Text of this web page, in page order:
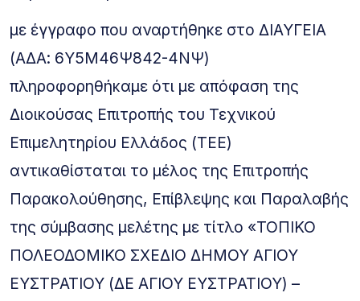
με έγγραφο που αναρτήθηκε στο ΔΙΑΥΓΕΙΑ
(ΑΔΑ: 6Υ5Μ46Ψ842-4ΝΨ)
πληροφορηθήκαμε ότι με απόφαση της
Διοικούσας Επιτροπής του Τεχνικού
Επιμελητηρίου Ελλάδος (ΤΕΕ)
αντικαθίσταται το μέλος της Επιτροπής
Παρακολούθησης, Επίβλεψης και Παραλαβής
της σύμβασης μελέτης με τίτλο «ΤΟΠΙΚΟ
ΠΟΛΕΟΔΟΜΙΚΟ ΣΧΕΔΙΟ ΔΗΜΟΥ ΑΓΙΟΥ
ΕΥΣΤΡΑΤΙΟΥ (ΔΕ ΑΓΙΟΥ ΕΥΣΤΡΑΤΙΟΥ) –